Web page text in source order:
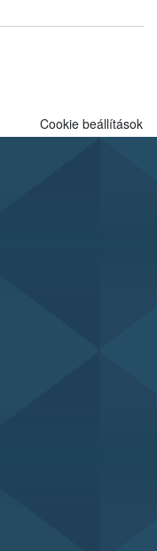
jártas szakértőt.
Cookie beállítások